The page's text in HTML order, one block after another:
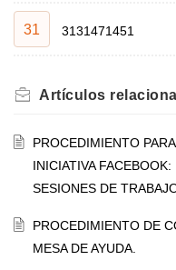
31 3131471451
Artículos
PROCEDIMIENTO
INICIATIVA
SESIONES DE
PROCEDIMIENTO DE
MESA DE AYUDA.